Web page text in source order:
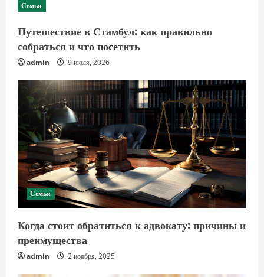
Семья
Путешествие в Стамбул: как правильно
собраться и что посетить
admin 9 июля, 2026
Семья
Когда стоит обратиться к адвокату: причины и
преимущества
admin 2 ноября, 2025